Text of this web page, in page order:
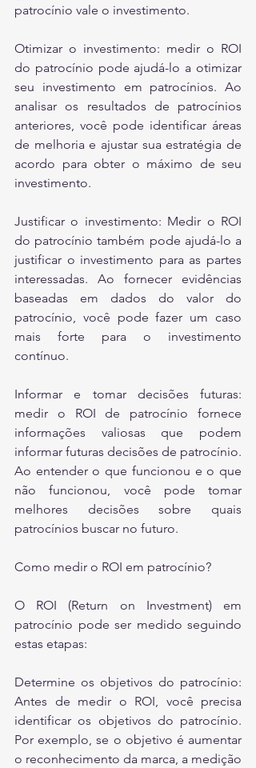
patrocínio vale o investimento.
Otimizar o investimento: medir o ROI
do patrocínio pode ajudá-lo a otimizar
seu investimento em patrocínios. Ao
analisar os resultados de patrocínios
anteriores, você pode identificar áreas
de melhoria e ajustar sua estratégia de
acordo para obter o máximo de seu
investimento.
Justificar o investimento: Medir o ROI
do patrocínio também pode ajudá-lo a
justificar o investimento para as partes
interessadas. Ao fornecer evidências
baseadas em dados do valor do
patrocínio, você pode fazer um caso
mais forte para o investimento
contínuo.
Informar e tomar decisões futuras:
medir o ROI de patrocínio fornece
informações valiosas que podem
informar futuras decisões de patrocínio.
Ao entender o que funcionou e o que
não funcionou, você pode tomar
melhores decisões sobre quais
patrocínios buscar no futuro.
Como medir o ROI em patrocínio?
O ROI (Return on Investment) em
patrocínio pode ser medido seguindo
estas etapas:
Determine os objetivos do patrocínio:
Antes de medir o ROI, você precisa
identificar os objetivos do patrocínio.
Por exemplo, se o objetivo é aumentar
o reconhecimento da marca, a medição